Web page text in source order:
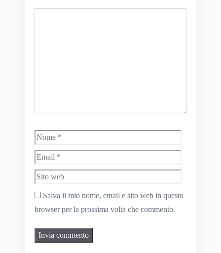
Nome
web
Salva il mio nome, email e sito web in questo
browser per la prossima volta che commento.